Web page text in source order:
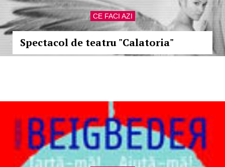
CE FACI AZI
Spectacol de teatru "Calatoria"